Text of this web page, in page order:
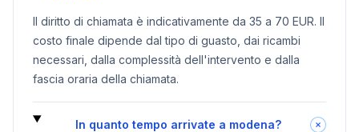
Il diritto di chiamata è indicativamente da 35 a 70 EUR. Il
costo finale dipende dal tipo di guasto, dai ricambi
necessari, dalla complessità dell'intervento e dalla
fascia oraria della chiamata.
In quanto tempo arrivate a modena?